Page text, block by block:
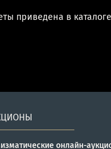
приведена в
онлайн-